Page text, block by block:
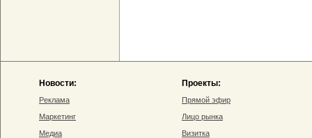
Новости:
Реклама
Маркетинг
Медиа
Проекты:
Прямой эфир
Лицо рынка
Визитка